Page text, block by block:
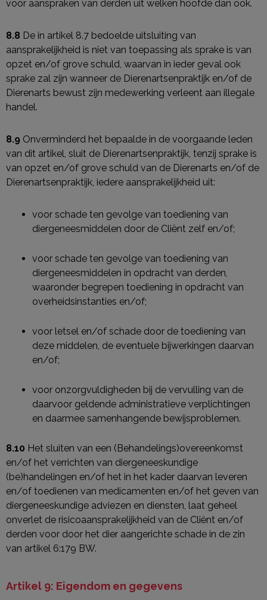
voor aanspraken van derden uit welken hoofde dan ook.
8.8 De in artikel 8.7 bedoelde uitsluiting van
aansprakelijkheid is niet van toepassing als sprake is van
opzet en/of grove schuld, waarvan in ieder geval ook
sprake zal zijn wanneer de Dierenartsenpraktijk en/of de
Dierenarts bewust zijn medewerking verleent aan illegale
handel.
8.9 Onverminderd het bepaalde in de voorgaande leden
van dit artikel, sluit de Dierenartsenpraktijk, tenzij sprake is
van opzet en/of grove schuld van de Dierenarts en/of de
Dierenartsenpraktijk, iedere aansprakelijkheid uit:
voor schade ten gevolge van toediening van
diergeneesmiddelen door de Cliënt zelf en/of;
voor schade ten gevolge van toediening van
diergeneesmiddelen in opdracht van derden,
waaronder begrepen toediening in opdracht van
overheidsinstanties en/of;
voor letsel en/of schade door de toediening van
deze middelen, de eventuele bijwerkingen daarvan
en/of;
voor onzorgvuldigheden bij de vervulling van de
daarvoor geldende administratieve verplichtingen
en daarmee samenhangende bewijsproblemen.
8.10 Het sluiten van een (Behandelings)overeenkomst
en/of het verrichten van diergeneeskundige
(be)handelingen en/of het in het kader daarvan leveren
en/of toedienen van medicamenten en/of het geven van
diergeneeskundige adviezen en diensten, laat geheel
onverlet de risicoaansprakelijkheid van de Cliënt en/of
derden voor door het dier aangerichte schade in de zin
van artikel 6:179 BW.
Artikel 9: Eigendom en gegevens